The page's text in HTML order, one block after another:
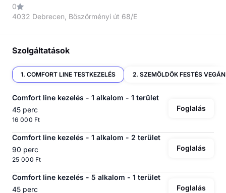
0
4032 Debrecen, Böszörményi út 68/E
Szolgáltatások
1. COMFORT LINE TESTKEZELÉS
Comfort line kezelés - 1 alkalom - 1 terület
45 perc
16 000 Ft
Foglalás
Comfort line kezelés - 1 alkalom - 2 terület
90 perc
25 000 Ft
Foglalás
Comfort line kezelés - 5 alkalom - 1 terület
45 perc
Foglalás